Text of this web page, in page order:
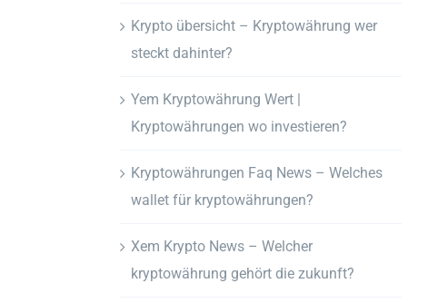
Krypto übersicht – Kryptowährung wer
steckt dahinter?
Yem Kryptowährung Wert |
Kryptowährungen wo investieren?
Kryptowährungen Faq News – Welches
wallet für kryptowährungen?
Xem Krypto News – Welcher
kryptowährung gehört die zukunft?